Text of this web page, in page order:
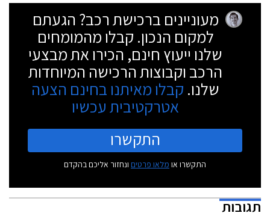
ישתנה משמעותית בשל העברת הזיכיון.
מעוניינים ברכישת רכב? הגעתם
למקום הנכון. קבלו מהמומחים
שלנו ייעוץ חינם, הכירו את מבצעי
הרכב וקבוצות הרכישה המיוחדות
שלנו. קבלו מאיתנו בחינם הצעה
אטרקטיבית עכשיו
התקשרו
התקשרו או מלאו פרטים ונחזור אליכם בהקדם
תגובות